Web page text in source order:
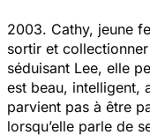
2003. Cathy, jeune
sortir et
séduisant Lee, elle
est beau, intelligent,
parvient pas à être
lorsqu’elle parle de